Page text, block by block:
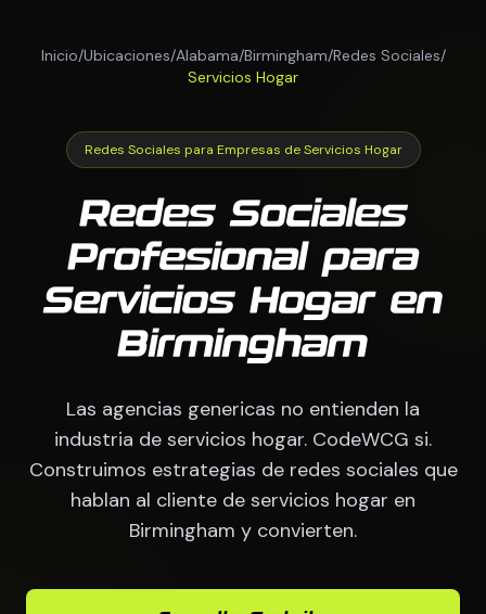
Inicio/Ubicaciones/Alabama/Birmingham/Redes Sociales/
Servicios Hogar
Redes Sociales para Empresas de Servicios Hogar
Redes Sociales
Profesional para
Servicios Hogar en
Birmingham
Las agencias genericas no entienden la
industria de servicios hogar. CodeWCG si.
Construimos estrategias de redes sociales que
hablan al cliente de servicios hogar en
Birmingham y convierten.